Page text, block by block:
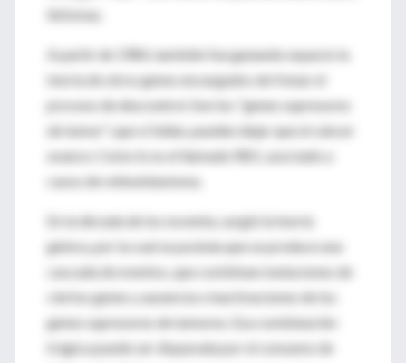
linfomas.
A partir de 1984, también fue ganando espacio la
teoría de otros genes encargados de frenar el
proceso de descontrol. Son los "genes supresores
de tumor", que si fallan, pueden dejar que el cáncer
avance. Como lo es el llamado RB1, asociado a
casos de retinoblastoma.
En la década de los noventa, surgió la teoría
génica, por la cual se postula que se produce una
cascada de eventos, que combinan mutaciones de
ciertos genes y ausencia o inactivaciones de los
genes supresores de tumores. Esa combinación
trágica puede ser disparada por el consumo de